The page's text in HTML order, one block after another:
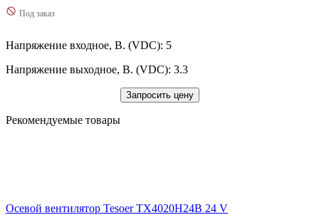
Под заказ
Напряжение входное, В. (VDC): 5
Напряжение выходное, В. (VDC): 3.3
Запросить цену
Рекомендуемые товары
Осевой вентилятор Tesoer TX4020H24B 24 V